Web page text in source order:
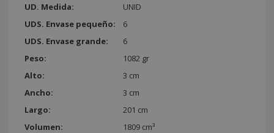
UD. Medida:
UNID
UDS. Envase pequeño:
6
UDS. Envase grande:
6
Peso:
1082 gr
Alto:
3 cm
Ancho:
3 cm
Largo:
201 cm
Volumen:
1809 cm³